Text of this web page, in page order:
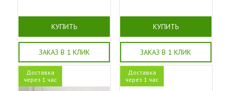
КУПИТЬ
ЗАКАЗ В 1 КЛИК
КУПИТЬ
ЗАКАЗ В 1 КЛИК
Доставка
через 1 час
Доставка
через 1 час